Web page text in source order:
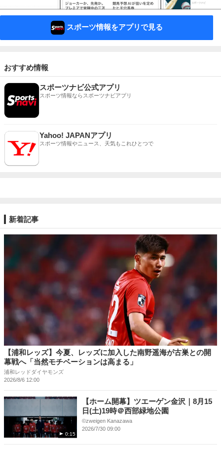
スポーツ情報をアプリで見る
おすすめ情報
スポーツナビ公式アプリ
スポーツ情報ならスポーツナビアプリ
Yahoo! JAPANアプリ
スポーツ情報やニュース、天気もこれひとつで
新着記事
【浦和レッズ】今夏、レッズに加入した南野遥海が古巣との開
幕戦へ「当然モチベーションは高まる」
浦和レッドダイヤモンズ
2026/8/6 12:00
0:15
【ホーム開幕】ツエーゲン金沢｜8月15
日(土)19時＠西部緑地公園
©︎zweigen Kanazawa
2026/7/30 09:00